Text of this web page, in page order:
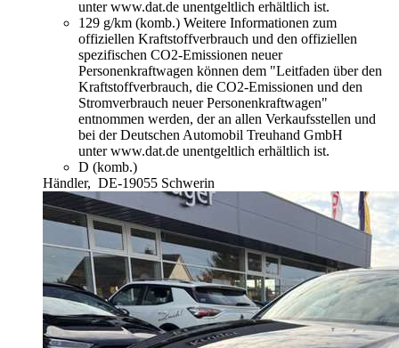
unter www.dat.de unentgeltlich erhältlich ist.
129 g/km (komb.) Weitere Informationen zum
offiziellen Kraftstoffverbrauch und den offiziellen
spezifischen CO2-Emissionen neuer
Personenkraftwagen können dem "Leitfaden über den
Kraftstoffverbrauch, die CO2-Emissionen und den
Stromverbrauch neuer Personenkraftwagen"
entnommen werden, der an allen Verkaufsstellen und
bei der Deutschen Automobil Treuhand GmbH
unter www.dat.de unentgeltlich erhältlich ist.
D (komb.)
Händler, DE-19055 Schwerin